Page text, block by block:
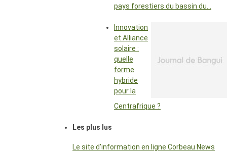
pays forestiers du bassin du…
Innovation
et Alliance
solaire :
quelle
forme
hybride
pour la
Centrafrique ?
Les plus lus
Le site d’information en ligne Corbeau News